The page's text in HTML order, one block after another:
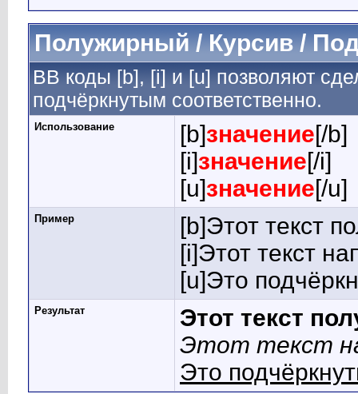
Полужирный / Курсив /
BB коды [b], [i] и [u] позволяют
подчёркнутым соответственно.
Использование [b]значение[/b]
[i]значение[/i]
[u]значение[/u]
Пример
[b]Этот текст
[i]Этот текст
[u]Это
Результат
Этот текст
Этот текст
Это